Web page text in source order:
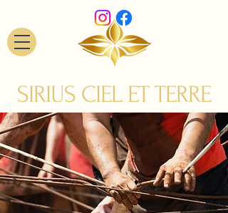
SIRIUS CIEL ET TERRE